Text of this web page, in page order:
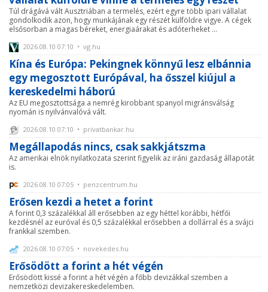
Túl drágává vált Ausztriában a termelés, ezért egyre több ipari vállalat
gondolkodik azon, hogy munkájának egy részét külföldre vigye. A cégek
elsősorban a magas béreket, energiaárakat és adóterheket ...
2026.08.10 07:10 • vg.hu
Kína és Európa: Pekingnek könnyű lesz elbánnia
egy megosztott Európával, ha ősszel kiújul a
kereskedelmi háború
Az EU megosztottsága a nemrég kirobbant spanyol migránsválság
nyomán is nyilvánvalóvá vált.
2026.08.10 07:10 • privatbankar.hu
Megállapodás nincs, csak sakkjátszma
Az amerikai elnök nyilatkozata szerint figyelik az iráni gazdaság állapotát
is.
2026.08.10 07:05 • penzcentrum.hu
Erősen kezdi a hetet a forint
A forint 0,3 százalékkal áll erősebben az egy héttel korábbi, hétfői
kezdésnél az euróval és 0,5 százalékkal erősebben a dollárral és a svájci
frankkal szemben.
2026.08.10 07:05 • novekedes.hu
Erősödött a forint a hét végén
Erősödött kissé a forint a hét végén a főbb devizákkal szemben a
nemzetközi devizakereskedelemben.